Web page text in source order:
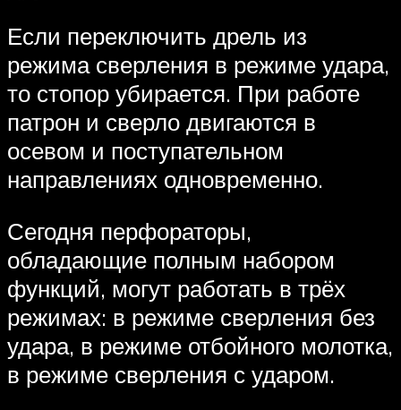
Если переключить дрель из
режима сверления в режиме удара,
то стопор убирается. При работе
патрон и сверло двигаются в
осевом и поступательном
направлениях одновременно.
Сегодня перфораторы,
обладающие полным набором
функций, могут работать в трёх
режимах: в режиме сверления без
удара, в режиме отбойного молотка,
в режиме сверления с ударом.